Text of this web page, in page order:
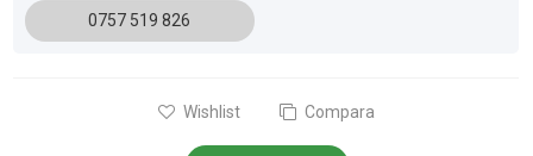
0757 519 826
Wishlist Compara